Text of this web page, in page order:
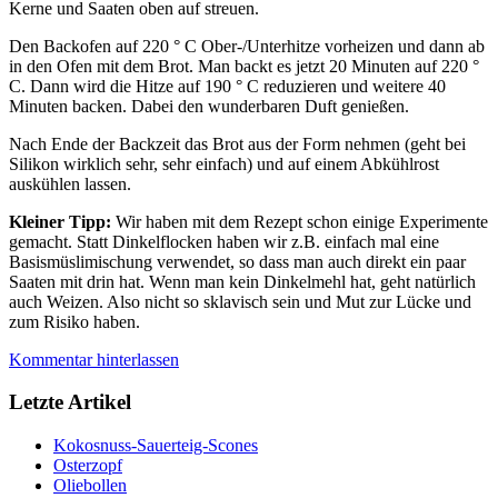
Kerne und Saaten oben auf streuen.
Den Backofen auf 220 ° C Ober-/Unterhitze vorheizen und dann ab
in den Ofen mit dem Brot. Man backt es jetzt 20 Minuten auf 220 °
C. Dann wird die Hitze auf 190 ° C reduzieren und weitere 40
Minuten backen. Dabei den wunderbaren Duft genießen.
Nach Ende der Backzeit das Brot aus der Form nehmen (geht bei
Silikon wirklich sehr, sehr einfach) und auf einem Abkühlrost
auskühlen lassen.
Kleiner Tipp: Wir haben mit dem Rezept schon einige Experimente
gemacht. Statt Dinkelflocken haben wir z.B. einfach mal eine
Basismüslimischung verwendet, so dass man auch direkt ein paar
Saaten mit drin hat. Wenn man kein Dinkelmehl hat, geht natürlich
auch Weizen. Also nicht so sklavisch sein und Mut zur Lücke und
zum Risiko haben.
Kommentar hinterlassen
Letzte Artikel
Kokosnuss-Sauerteig-Scones
Osterzopf
Oliebollen